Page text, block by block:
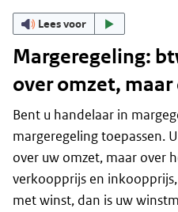
Lees voor
Margeregeling:
over omzet,
Bent u handelaar in
margeregeling toepassen.
over uw omzet, maar over
verkoopprijs en
met winst, dan is uw